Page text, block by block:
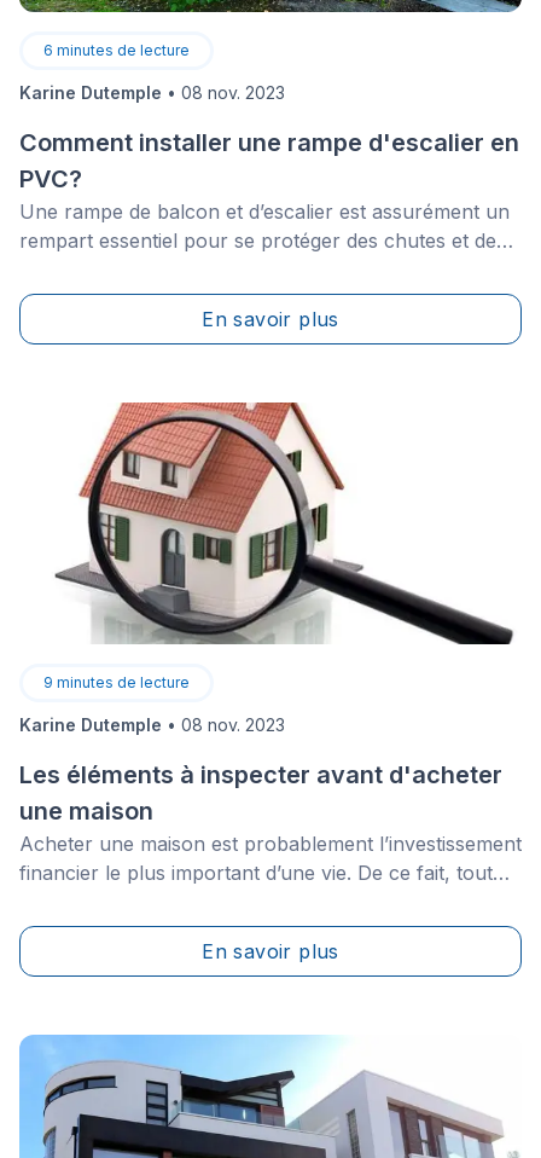
6 minutes de lecture
Karine Dutemple • 08 nov. 2023
Comment installer une rampe d'escalier en
PVC?
Une rampe de balcon et d’escalier est assurément un
rempart essentiel pour se protéger des chutes et des
n’est déjà fait, ou la changer le temps venu.
En savoir plus
9 minutes de lecture
Karine Dutemple • 08 nov. 2023
Les éléments à inspecter avant d'acheter
une maison
Acheter une maison est probablement l’investissement
financier le plus important d’une vie. De ce fait, tout
prix pour sa nouvelle propriété et de ne pas être
confronté à des travaux imprévus ainsi&nbsp;qu'aux
En savoir plus